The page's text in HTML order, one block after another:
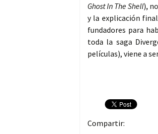
Ghost In The Shell),
y la explicación
fundadores para
toda la saga
películas), viene a
Compartir: